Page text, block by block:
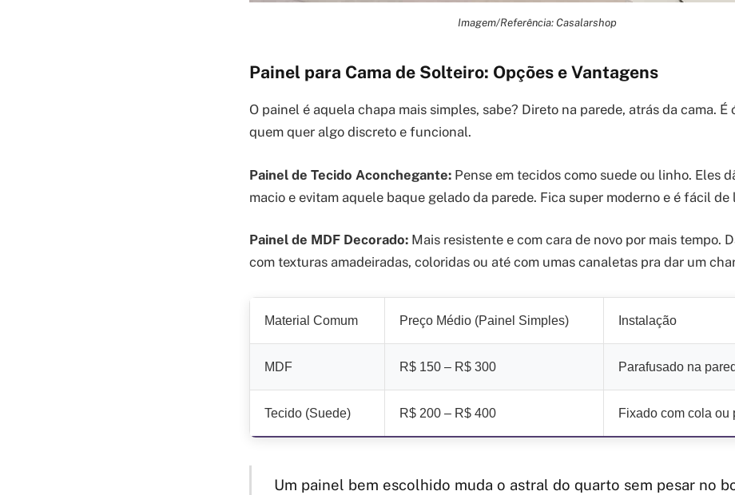
Imagem/Referência: Casalarshop
Painel para Cama de Solteiro: Opções e Vantagens
O painel é aquela chapa mais simples, sabe? Direto na parede, atrás da cama. É
quem quer algo discreto e funcional.
Painel de Tecido Aconchegante: Pense em tecidos como suede ou linho. Eles
macio e evitam aquele baque gelado da parede. Fica super moderno e é fácil de
Painel de MDF Decorado: Mais resistente e com cara de novo por mais tempo.
com texturas amadeiradas, coloridas ou até com umas canaletas pra dar um
Material Comum Preço Médio (Painel Simples) Instalação
MDF R$ 150 – R$ 300 Parafusado na
Tecido (Suede) R$ 200 – R$ 400 Fixado com cola ou
Um painel bem escolhido muda o astral do quarto sem pesar no